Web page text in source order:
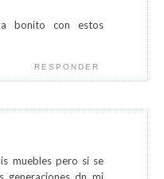
bonito con estos
RESPONDER
muebles pero si se
dn mi